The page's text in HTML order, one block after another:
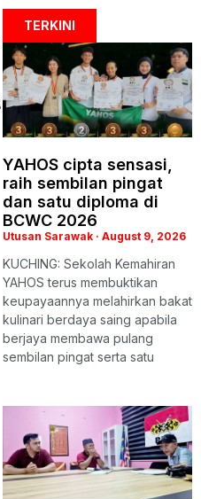
TERKINI
YAHOS cipta sensasi,
raih sembilan pingat
dan satu diploma di
BCWC 2026
Utusan Sarawak August 9, 2026
KUCHING: Sekolah Kemahiran
YAHOS terus membuktikan
keupayaannya melahirkan bakat
kulinari berdaya saing apabila
berjaya membawa pulang
sembilan pingat serta satu